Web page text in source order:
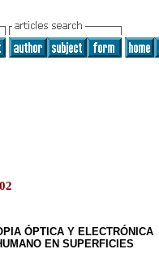
ÓPTICA Y ELECTRÓNICA
EN SUPERFICIES